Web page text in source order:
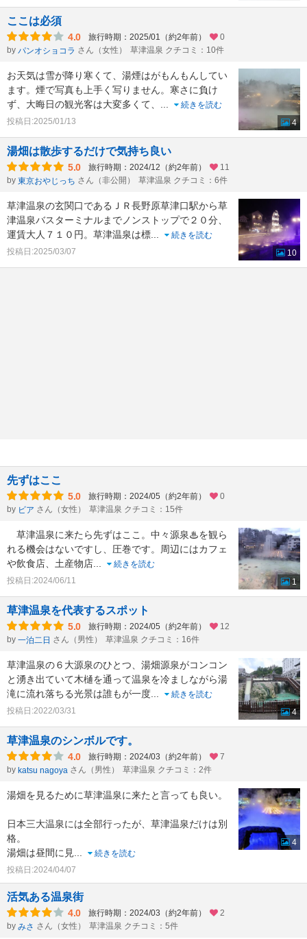
ここは必須
4.0 旅行時期：2025/01（約2年前）
0
by パンオショコラ さん（女性） 草津温泉 クチコミ：10件
お天気は雪が降り寒くて、湯煙はがもんもんしてい
ます。煙で写真も上手く写りません。寒さに負け
ず、大晦日の観光客は大変多くて、
続きを読む
投稿日:2025/01/13
4
湯畑は散歩するだけで気持ち良い
5.0 旅行時期：2024/12（約2年前）
11
by 東京おやじっち さん（非公開） 草津温泉 クチコミ：6件
草津温泉の玄関口であるＪＲ長野原草津口駅から草
津温泉バスターミナルまでノンストップで２０分、
運賃大人７１０円。草津温泉は標
続きを読む
投稿日:2025/03/07
10
先ずはここ
5.0 旅行時期：2024/05（約2年前）
0
by ビア さん（女性） 草津温泉 クチコミ：15件
草津温泉に来たら先ずはここ。中々源泉♨を観ら
れる機会はないですし、圧巻です。周辺にはカフェ
や飲食店、土産物店
続きを読む
投稿日:2024/06/11
1
草津温泉を代表するスポット
5.0 旅行時期：2024/05（約2年前）
12
by 一泊二日 さん（男性） 草津温泉 クチコミ：16件
草津温泉の６大源泉のひとつ、湯畑源泉がコンコン
と湧き出ていて木樋を通って温泉を冷ましながら湯
滝に流れ落ちる光景は誰もが一度
続きを読む
投稿日:2022/03/31
4
草津温泉のシンボルです。
4.0 旅行時期：2024/03（約2年前）
7
by katsu nagoya さん（男性） 草津温泉 クチコミ：2件
湯畑を見るために草津温泉に来たと言っても良い。
日本三大温泉には全部行ったが、草津温泉だけは別
格。
湯畑は昼間に見
続きを読む
投稿日:2024/04/07
4
活気ある温泉街
4.0 旅行時期：2024/03（約2年前）
2
by みさ さん（女性） 草津温泉 クチコミ：5件